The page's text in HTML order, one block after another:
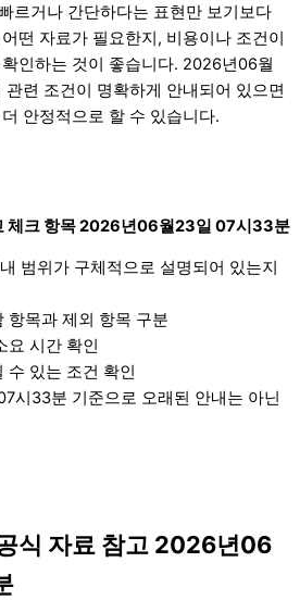
르거나 간단하다는 표현만 보기보다
떤 자료가 필요한지, 비용이나 조건이
인하는 것이 좋습니다. 2026년06월
련 조건이 명확하게 안내되어 있으면
안정적으로 할 수 있습니다.
체크 항목 2026년06월23일 07시33분
범위가 구체적으로 설명되어 있는지
항목과 제외 항목 구분
요 시간 확인
수 있는 조건 확인
시33분 기준으로 오래된 안내는 아닌
식 자료 참고 2026년06